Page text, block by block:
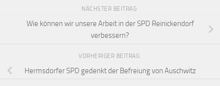
NÄCHSTER BEITRAG
Wie können wir unsere Arbeit in der SPD Reinickendorf
verbessern?
VORHERIGER BEITRAG
Hermsdorfer SPD gedenkt der Befreiung von Auschwitz